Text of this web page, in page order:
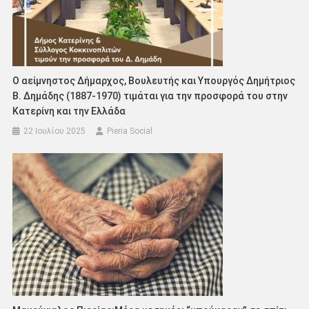
Ο αείμνηστος Δήμαρχος, Βουλευτής και Υπουργός Δημήτριος
Β. Δημάδης (1887-1970) τιμάται για την προσφορά του στην
Κατερίνη και την Ελλάδα
22 Ιουλίου 2025 Pieria Social